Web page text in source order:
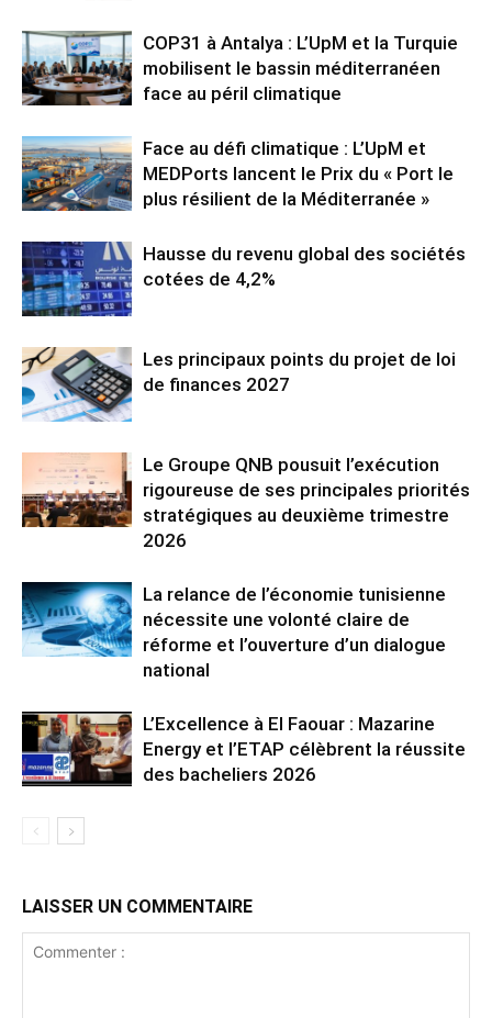
COP31 à Antalya : L’UpM et la Turquie
mobilisent le bassin méditerranéen
face au péril climatique
Face au défi climatique : L’UpM et
MEDPorts lancent le Prix du « Port le
plus résilient de la Méditerranée »
Hausse du revenu global des sociétés
cotées de 4,2%
Les principaux points du projet de loi
de finances 2027
Le Groupe QNB pousuit l’exécution
rigoureuse de ses principales priorités
stratégiques au deuxième trimestre
2026
La relance de l’économie tunisienne
nécessite une volonté claire de
réforme et l’ouverture d’un dialogue
national
L’Excellence à El Faouar : Mazarine
Energy et l’ETAP célèbrent la réussite
des bacheliers 2026
LAISSER UN COMMENTAIRE